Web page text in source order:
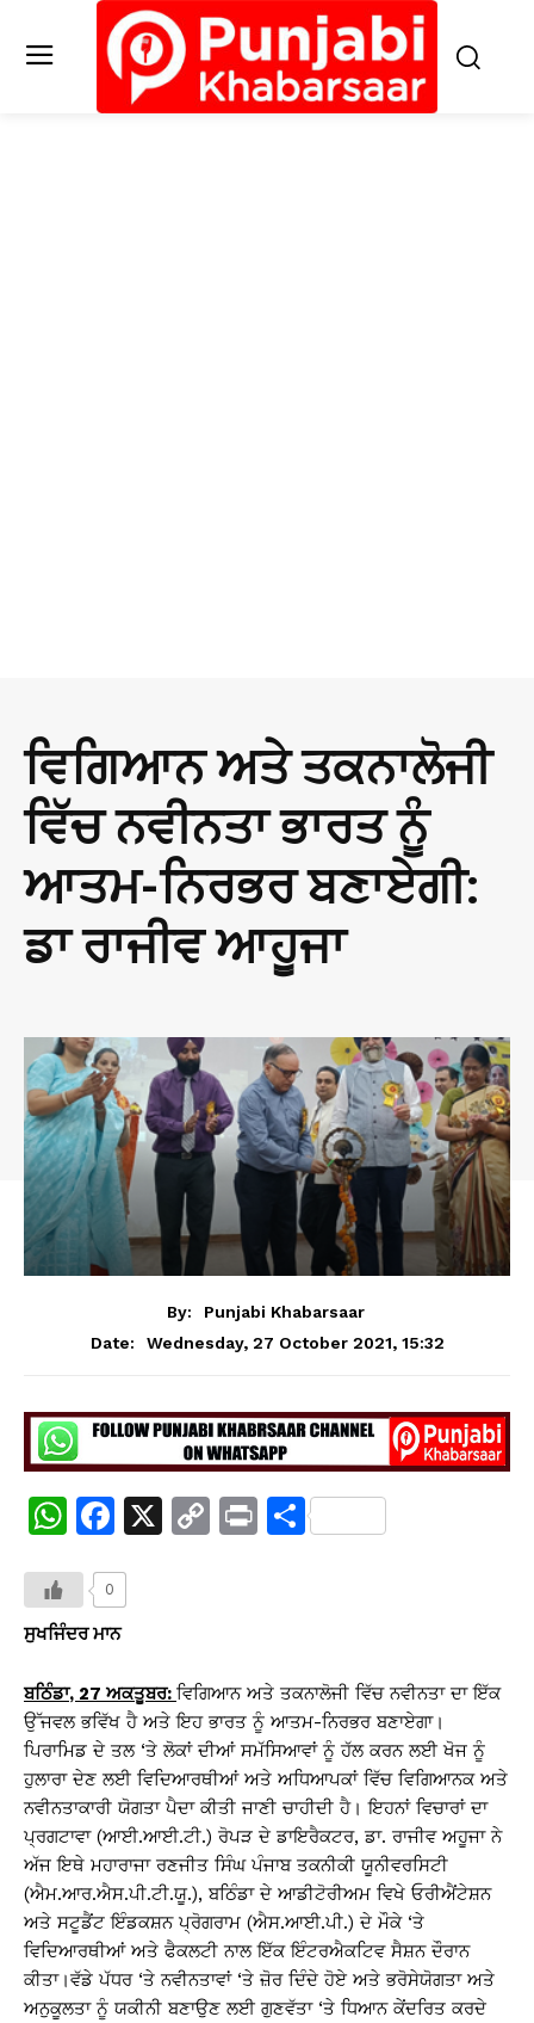
ਵਿਗਿਆਨ ਅਤੇ ਤਕਨਾਲੋਜੀ
ਵਿੱਚ ਨਵੀਨਤਾ ਭਾਰਤ ਨੂੰ
ਆਤਮ-ਨਿਰਭਰ ਬਣਾਏਗੀ:
ਡਾ ਰਾਜੀਵ ਆਹੂਜਾ
By:
Punjabi Khabarsaar
Date:
Wednesday, 27 October 2021, 15:32
W
at
s
p
p
F
e
o
o
k
X
C
n
k
Pr S
0
ਸੁਖਜਿੰਦਰ ਮਾਨ
ਬਠਿੰਡਾ, 27 ਅਕਤੂਬਰ: ਵਿਗਿਆਨ ਅਤੇ ਤਕਨਾਲੋਜੀ ਵਿੱਚ ਨਵੀਨਤਾ ਦਾ ਇੱਕ
ਉੱਜਵਲ ਭਵਿੱਖ ਹੈ ਅਤੇ ਇਹ ਭਾਰਤ ਨੂੰ ਆਤਮ-ਨਿਰਭਰ ਬਣਾਏਗਾ।
ਪਿਰਾਮਿਡ ਦੇ ਤਲ ‘ਤੇ ਲੋਕਾਂ ਦੀਆਂ ਸਮੱਸਿਆਵਾਂ ਨੂੰ ਹੱਲ ਕਰਨ ਲਈ ਖੋਜ ਨੂੰ
ਹੁਲਾਰਾ ਦੇਣ ਲਈ ਵਿਦਿਆਰਥੀਆਂ ਅਤੇ ਅਧਿਆਪਕਾਂ ਵਿੱਚ ਵਿਗਿਆਨਕ ਅਤੇ
ਨਵੀਨਤਾਕਾਰੀ ਯੋਗਤਾ ਪੈਦਾ ਕੀਤੀ ਜਾਣੀ ਚਾਹੀਦੀ ਹੈ। ਇਹਨਾਂ ਵਿਚਾਰਾਂ ਦਾ
ਪ੍ਰਗਟਾਵਾ (ਆਈ.ਆਈ.ਟੀ.) ਰੋਪੜ ਦੇ ਡਾਇਰੈਕਟਰ, ਡਾ. ਰਾਜੀਵ ਅਹੂਜਾ ਨੇ
ਅੱਜ ਇਥੇ ਮਹਾਰਾਜਾ ਰਣਜੀਤ ਸਿੰਘ ਪੰਜਾਬ ਤਕਨੀਕੀ ਯੂਨੀਵਰਸਿਟੀ
(ਐਮ.ਆਰ.ਐਸ.ਪੀ.ਟੀ.ਯੂ.), ਬਠਿੰਡਾ ਦੇ ਆਡੀਟੋਰੀਅਮ ਵਿਖੇ ਓਰੀਐਂਟੇਸ਼ਨ
ਅਤੇ ਸਟੂਡੈਂਟ ਇੰਡਕਸ਼ਨ ਪ੍ਰੋਗਰਾਮ (ਐਸ.ਆਈ.ਪੀ.) ਦੇ ਮੌਕੇ ‘ਤੇ
ਵਿਦਿਆਰਥੀਆਂ ਅਤੇ ਫੈਕਲਟੀ ਨਾਲ ਇੱਕ ਇੰਟਰਐਕਟਿਵ ਸੈਸ਼ਨ ਦੌਰਾਨ
ਕੀਤਾ।ਵੱਡੇ ਪੱਧਰ ‘ਤੇ ਨਵੀਨਤਾਵਾਂ ‘ਤੇ ਜ਼ੋਰ ਦਿੰਦੇ ਹੋਏ ਅਤੇ ਭਰੋਸੇਯੋਗਤਾ ਅਤੇ
ਅਨੁਕੂਲਤਾ ਨੂੰ ਯਕੀਨੀ ਬਣਾਉਣ ਲਈ ਗੁਣਵੱਤਾ ‘ਤੇ ਧਿਆਨ ਕੇਂਦਰਿਤ ਕਰਦੇ